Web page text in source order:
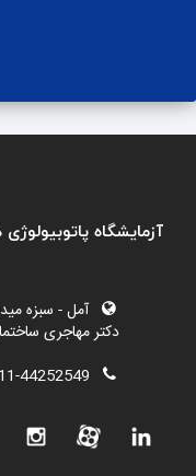
آزمایشگاه
آمل - سبزه
دکتر مهاجری